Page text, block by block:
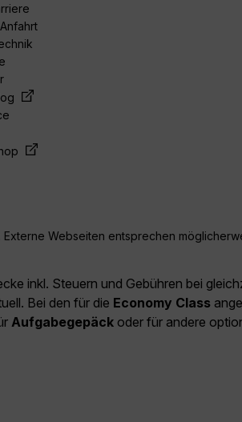
Externe Webseiten entsprechen
inkl. Steuern und Gebühren bei
Bei den für die Economy Class
Aufgabegepäck oder für andere